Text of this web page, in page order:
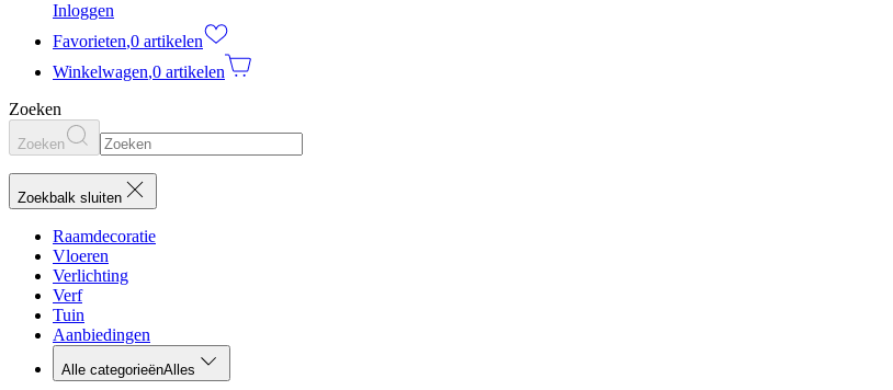
Inloggen
Favorieten,0 artikelen
Winkelwagen,0 artikelen
Zoeken
Zoeken
Zoekbalk sluiten
Raamdecoratie
Vloeren
Verlichting
Verf
Tuin
Aanbiedingen
Alle categorieënAlles